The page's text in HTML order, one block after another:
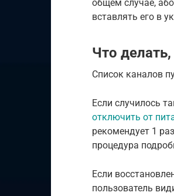
общем случае,
вставлять его в
Что
Список каналов
Если случилось
отключить от
рекомендует 1
процедура
Если
пользователь